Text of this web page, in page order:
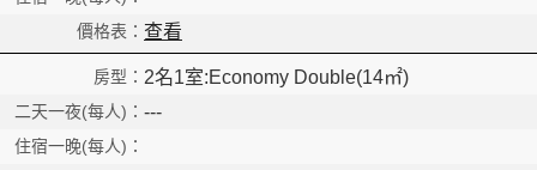
查看
2名1室:Economy Double(14㎡)
---